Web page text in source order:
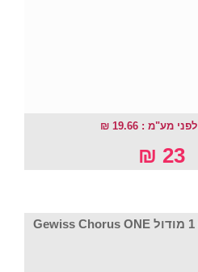
לפני מע"מ : 19.66 ₪
23 ₪
מסגרת מלבנית שחור מט 1 מודול Gewiss Chorus ONE